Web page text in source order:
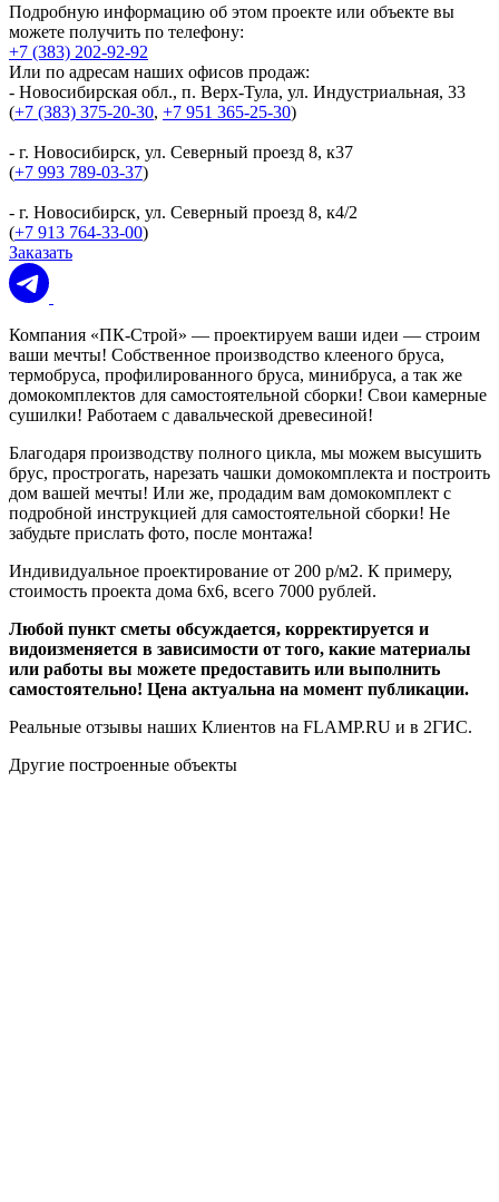
Подробную информацию об этом проекте или объекте вы
можете получить по телефону:
+7 (383) 202-92-92
Или по адресам наших офисов продаж:
- Новосибирская обл., п. Верх-Тула, ул. Индустриальная, 33
(+7 (383) 375-20-30, +7 951 365-25-30)
- г. Новосибирск, ул. Северный проезд 8, к37
(+7 993 789-03-37)
- г. Новосибирск, ул. Северный проезд 8, к4/2
(+7 913 764-33-00)
Заказать
Компания «ПК-Строй» — проектируем ваши идеи — строим
ваши мечты! Собственное производство клееного бруса,
термобруса, профилированного бруса, минибруса, а так же
домокомплектов для самостоятельной сборки! Свои камерные
сушилки! Работаем с давальческой древесиной!
Благодаря производству полного цикла, мы можем высушить
брус, прострогать, нарезать чашки домокомплекта и построить
дом вашей мечты! Или же, продадим вам домокомплект с
подробной инструкцией для самостоятельной сборки! Не
забудьте прислать фото, после монтажа!
Индивидуальное проектирование от 200 р/м2. К примеру,
стоимость проекта дома 6х6, всего 7000 рублей.
Любой пункт сметы обсуждается, корректируется и
видоизменяется в зависимости от того, какие материалы
или работы вы можете предоставить или выполнить
самостоятельно! Цена актуальна на момент публикации.
Реальные отзывы наших Клиентов на FLAMP.RU и в 2ГИС.
Другие построенные объекты